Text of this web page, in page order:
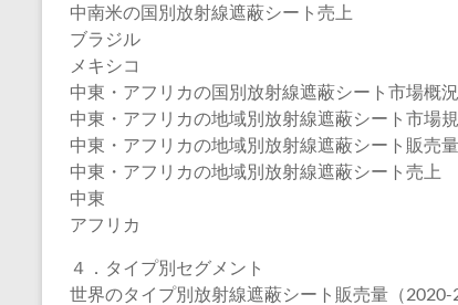
中南米の国別放射線遮蔽シート売上
ブラジル
メキシコ
中東・アフリカの国別放射線遮蔽シート市場概況
中東・アフリカの地域別放射線遮蔽シート市場
中東・アフリカの地域別放射線遮蔽シート販売
中東・アフリカの地域別放射線遮蔽シート売上
中東
アフリカ
４．タイプ別セグメント
世界のタイプ別放射線遮蔽シート販売量（2020-